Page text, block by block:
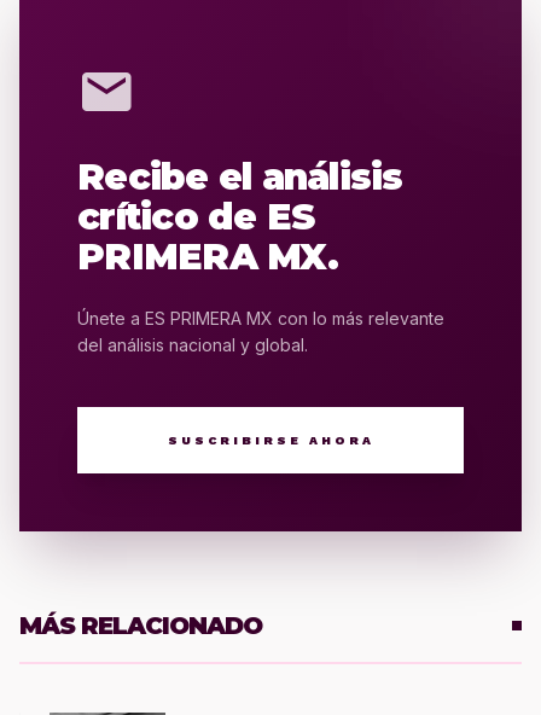
mail
Recibe el análisis
crítico de ES
PRIMERA MX.
Únete a ES PRIMERA MX con lo más relevante
del análisis nacional y global.
SUSCRIBIRSE AHORA
MÁS RELACIONADO